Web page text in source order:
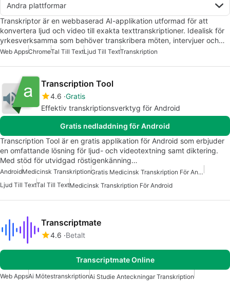
Andra plattformar
Transkriptor är en webbaserad AI-applikation utformad för att
konvertera ljud och video till exakta texttranskriptioner. Idealisk för
yrkesverksamma som behöver transkribera möten, intervjuer och…
Web AppsChromeTal Till TextLjud Till TextTranskription
Transcription Tool
4.6 Gratis
Effektiv transkriptionsverktyg för Android
Gratis nedladdning för Android
Transcription Tool är en gratis applikation för Android som erbjuder
en omfattande lösning för ljud- och videotextning samt diktering.
Med stöd för utvidgad röstigenkänning…
AndroidMedicinsk Transkription
Gratis Medicinsk Transkription För Android
Ljud Till TextTal Till TextMedicinsk Transkription För Android
Transcriptmate
4.6 Betalt
Transcriptmate Online
Web AppsAi MötestranskriptionAi Studie Anteckningar Transkription